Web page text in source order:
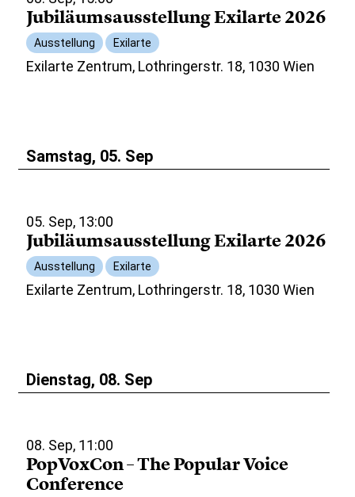
Jubiläumsausstellung Exilarte 2026
Ausstellung Exilarte
Exilarte Zentrum, Lothringerstr. 18, 1030 Wien
Samstag, 05. Sep
05. Sep, 13:00
Jubiläumsausstellung Exilarte 2026
Ausstellung Exilarte
Exilarte Zentrum, Lothringerstr. 18, 1030 Wien
Dienstag, 08. Sep
08. Sep, 11:00
PopVoxCon – The Popular Voice
Conference